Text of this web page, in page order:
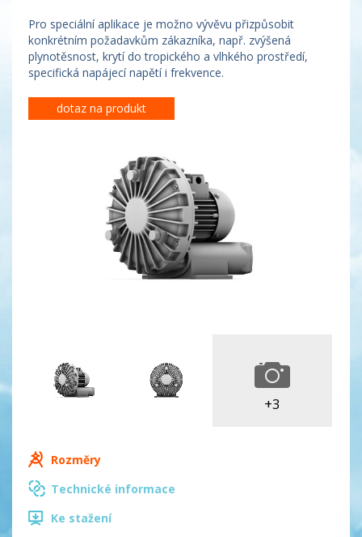
Pro speciální aplikace je možno vývěvu přizpůsobit
konkrétním požadavkům zákazníka, např. zvýšená
plynotěsnost, krytí do tropického a vlhkého prostředí,
specifická napájecí napětí i frekvence.
dotaz na produkt
+3
Rozměry
Technické informace
Ke stažení